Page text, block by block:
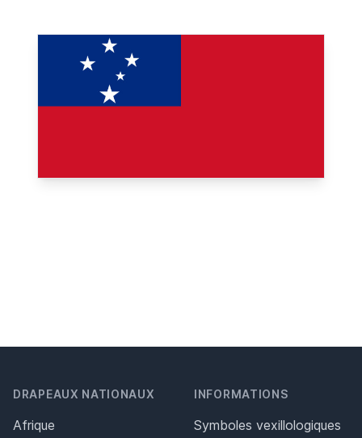
DRAPEAUX NATIONAUX
Afrique
INFORMATIONS
Symboles vexillologiques